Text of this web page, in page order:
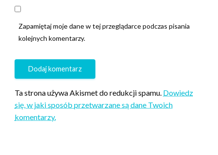
Zapamiętaj moje dane w tej przeglądarce podczas pisania
kolejnych komentarzy.
Ta strona używa Akismet do redukcji spamu. Dowiedz
się, w jaki sposób przetwarzane są dane Twoich
komentarzy.